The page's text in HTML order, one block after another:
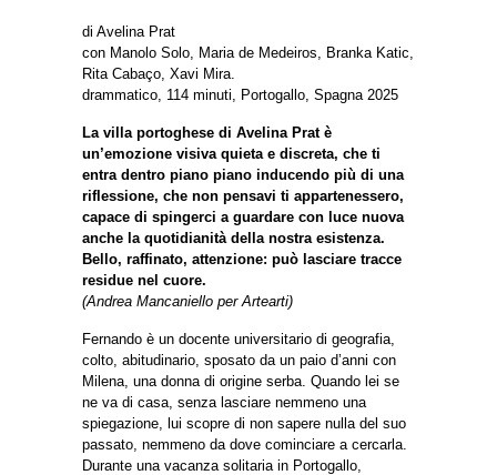
di Avelina Prat
con Manolo Solo, Maria de Medeiros, Branka Katic,
Rita Cabaço, Xavi Mira.
drammatico, 114 minuti, Portogallo, Spagna 2025
La villa portoghese di Avelina Prat è
un’emozione visiva quieta e discreta, che ti
entra dentro piano piano inducendo più di una
riflessione, che non pensavi ti appartenessero,
capace di spingerci a guardare con luce nuova
anche la quotidianità della nostra esistenza.
Bello, raffinato, attenzione: può lasciare tracce
residue nel cuore.
(Andrea Mancaniello per Artearti)
Fernando è un docente universitario di geografia,
colto, abitudinario, sposato da un paio d’anni con
Milena, una donna di origine serba. Quando lei se
ne va di casa, senza lasciare nemmeno una
spiegazione, lui scopre di non sapere nulla del suo
passato, nemmeno da dove cominciare a cercarla.
Durante una vacanza solitaria in Portogallo,